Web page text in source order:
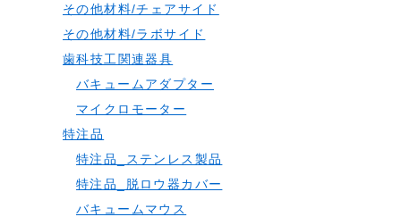
その他材料/チェアサイド
その他材料/ラボサイド
歯科技工関連器具
バキュームアダプター
マイクロモーター
特注品
特注品_ステンレス製品
特注品_脱ロウ器カバー
バキュームマウス